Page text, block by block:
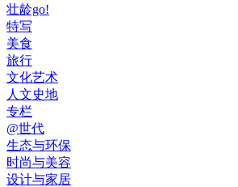
壮龄go!
特写
美食
旅行
文化艺术
人文史地
专栏
@世代
生态与环保
时尚与美容
设计与家居